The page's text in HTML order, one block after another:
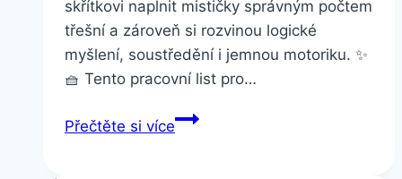
skřítkovi naplnit mističky správným počtem
třešní a zároveň si rozvinou logické
myšlení, soustředění i jemnou motoriku. ✨
🧺 Tento pracovní list pro…
Přečtěte si vícePracovní